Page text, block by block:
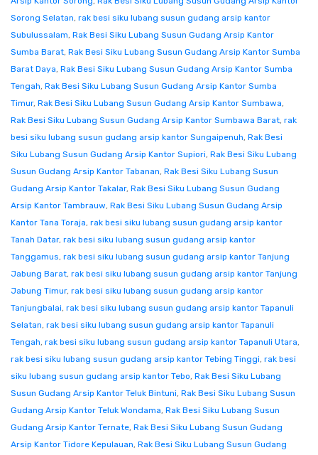
Sorong Selatan, rak besi siku lubang susun gudang arsip kantor
Subulussalam, Rak Besi Siku Lubang Susun Gudang Arsip Kantor
Sumba Barat, Rak Besi Siku Lubang Susun Gudang Arsip Kantor Sumba
Barat Daya, Rak Besi Siku Lubang Susun Gudang Arsip Kantor Sumba
Tengah, Rak Besi Siku Lubang Susun Gudang Arsip Kantor Sumba
Timur, Rak Besi Siku Lubang Susun Gudang Arsip Kantor Sumbawa,
Rak Besi Siku Lubang Susun Gudang Arsip Kantor Sumbawa Barat, rak
besi siku lubang susun gudang arsip kantor Sungaipenuh, Rak Besi
Siku Lubang Susun Gudang Arsip Kantor Supiori, Rak Besi Siku Lubang
Susun Gudang Arsip Kantor Tabanan, Rak Besi Siku Lubang Susun
Gudang Arsip Kantor Takalar, Rak Besi Siku Lubang Susun Gudang
Arsip Kantor Tambrauw, Rak Besi Siku Lubang Susun Gudang Arsip
Kantor Tana Toraja, rak besi siku lubang susun gudang arsip kantor
Tanah Datar, rak besi siku lubang susun gudang arsip kantor
Tanggamus, rak besi siku lubang susun gudang arsip kantor Tanjung
Jabung Barat, rak besi siku lubang susun gudang arsip kantor Tanjung
Jabung Timur, rak besi siku lubang susun gudang arsip kantor
Tanjungbalai, rak besi siku lubang susun gudang arsip kantor Tapanuli
Selatan, rak besi siku lubang susun gudang arsip kantor Tapanuli
Tengah, rak besi siku lubang susun gudang arsip kantor Tapanuli Utara,
rak besi siku lubang susun gudang arsip kantor Tebing Tinggi, rak besi
siku lubang susun gudang arsip kantor Tebo, Rak Besi Siku Lubang
Susun Gudang Arsip Kantor Teluk Bintuni, Rak Besi Siku Lubang Susun
Gudang Arsip Kantor Teluk Wondama, Rak Besi Siku Lubang Susun
Gudang Arsip Kantor Ternate, Rak Besi Siku Lubang Susun Gudang
Arsip Kantor Tidore Kepulauan, Rak Besi Siku Lubang Susun Gudang